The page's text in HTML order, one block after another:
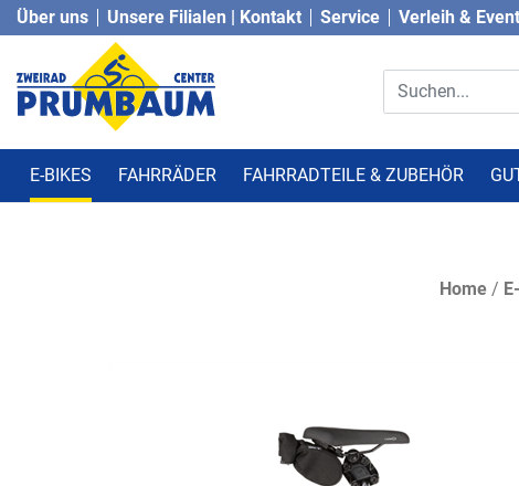
Über uns Unsere Filialen | Kontakt Service Verleih & Event
E-BIKES FAHRRÄDER FAHRRADTEILE & ZUBEHÖR
Home /